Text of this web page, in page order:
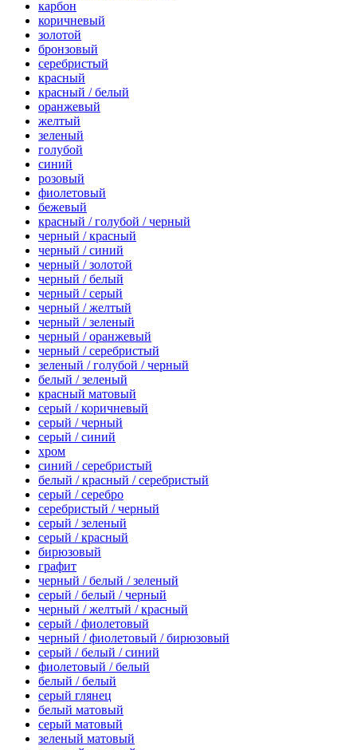
карбон
коричневый
золотой
бронзовый
серебристый
красный
красный / белый
оранжевый
желтый
зеленый
голубой
синий
розовый
фиолетовый
бежевый
красный / голубой / черный
черный / красный
черный / синий
черный / золотой
черный / белый
черный / серый
черный / желтый
черный / зеленый
черный / оранжевый
черный / серебристый
зеленый / голубой / черный
белый / зеленый
красный матовый
серый / коричневый
серый / черный
серый / синий
хром
синий / серебристый
белый / красный / серебристый
серый / серебро
серебристый / черный
серый / зеленый
серый / красный
бирюзовый
графит
черный / белый / зеленый
серый / белый / черный
черный / желтый / красный
серый / фиолетовый
черный / фиолетовый / бирюзовый
серый / белый / синий
фиолетовый / белый
белый / белый
серый глянец
белый матовый
серый матовый
зеленый матовый